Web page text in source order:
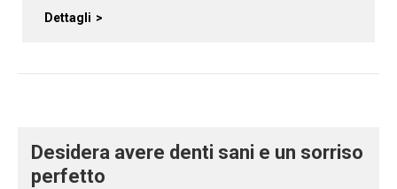
Dettagli
Desidera avere denti sani e un sorriso
perfetto